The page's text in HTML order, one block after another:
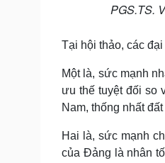
PGS.TS.
Tại hội thảo, các
Một là, sức mạnh
ưu thế tuyệt đối so
Nam, thống nhất
Hai là, sức mạnh
của Đảng là nhân